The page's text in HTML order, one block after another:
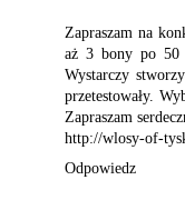
Zapraszam na
aż 3 bony po 50
Wystarczy
przetestowały.
Zapraszam
http://wlosy-of-
Odpowiedz